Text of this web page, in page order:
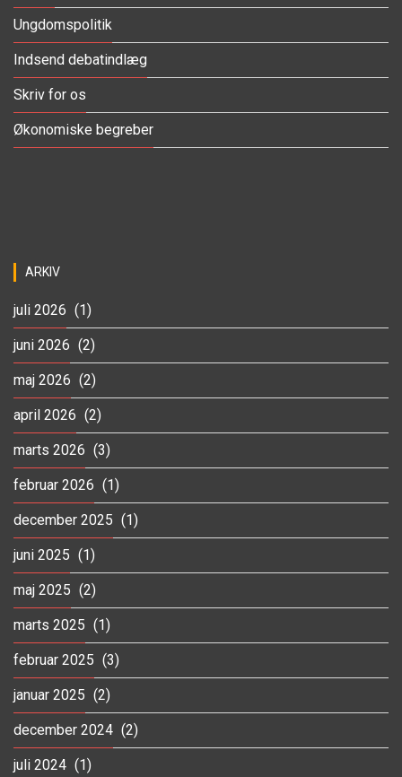
Ungdomspolitik
Indsend debatindlæg
Skriv for os
Økonomiske begreber
ARKIV
juli 2026 (1)
juni 2026 (2)
maj 2026 (2)
april 2026 (2)
marts 2026 (3)
februar 2026 (1)
december 2025 (1)
juni 2025 (1)
maj 2025 (2)
marts 2025 (1)
februar 2025 (3)
januar 2025 (2)
december 2024 (2)
juli 2024 (1)